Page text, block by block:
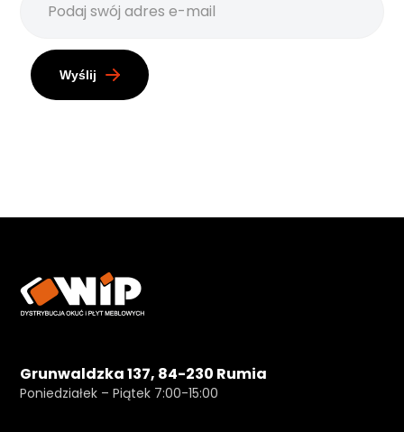
Wyślij
Grunwaldzka 137, 84-230 Rumia
Poniedziałek – Piątek 7:00-15:00